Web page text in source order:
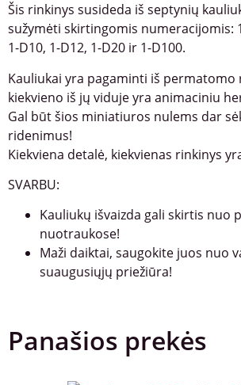
Šis rinkinys susideda iš septynių
sužymėti skirtingomis numeracijomis:
1-D10, 1-D12, 1-D20 ir 1-D100.
Kauliukai yra pagaminti iš permatomo
kiekvieno iš jų viduje yra animaciniu
Gal būt šios miniatiuros nulems dar
ridenimus!
Kiekviena detalė, kiekvienas rinkinys
SVARBU:
Kauliukų išvaizda gali skirtis nuo
nuotraukose!
Maži daiktai, saugokite juos nuo
suaugusiųjų priežiūra!
Panašios prekės